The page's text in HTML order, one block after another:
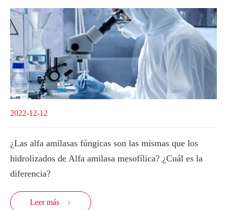
2022-12-12
¿Las alfa amilasas fúngicas son las mismas que los
hidrolizados de Alfa amilasa mesofílica? ¿Cuál es la
diferencia?
Leer más 